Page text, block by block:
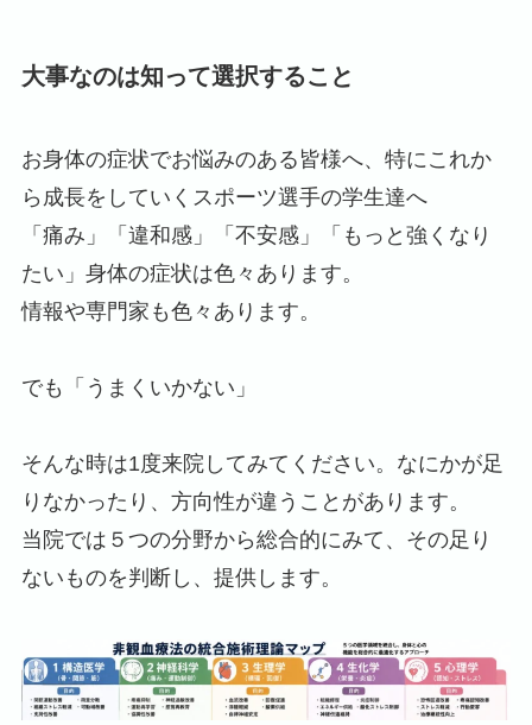
大事なのは知って選択すること
お身体の症状でお悩みのある皆様へ、特にこれか
ら成長をしていくスポーツ選手の学生達へ
「痛み」「違和感」「不安感」「もっと強くなり
たい」身体の症状は色々あります。
情報や専門家も色々あります。
でも「うまくいかない」
そんな時は1度来院してみてください。なにかが足
りなかったり、方向性が違うことがあります。
当院では５つの分野から総合的にみて、その足り
ないものを判断し、提供します。